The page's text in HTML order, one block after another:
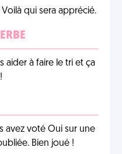
qui sera apprécié.
aider à faire le tri et ça
avez voté Oui sur une
Bien joué !